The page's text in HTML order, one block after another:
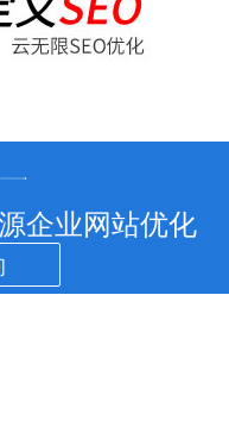
企业网站优化